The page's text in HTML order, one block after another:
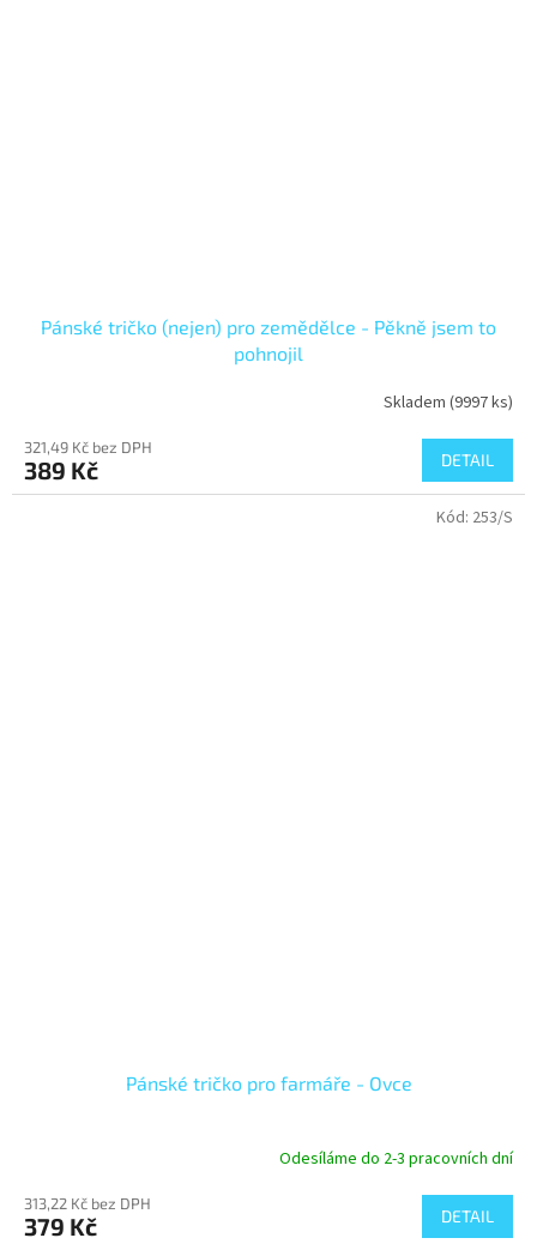
Pánské tričko (nejen) pro zemědělce - Pěkně jsem to
pohnojil
Skladem (9997 ks)
321,49 Kč bez DPH
389 Kč DETAIL
Pánské tričko pro farmáře - Ovce
Odesíláme do 2-3 pracovních dní
313,22 Kč bez DPH
379 Kč DETAIL
Kód: 253/S